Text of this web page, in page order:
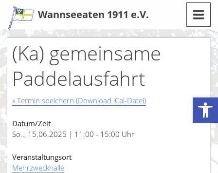
Werkzeugleiste öffnen
Zum
Inhalt
Wannseeaten 1911 e.V.
(Ka) gemeinsame
Paddelausfahrt
» Termin speichern (Download iCal-Datei)
Datum/Zeit
So.., 15.06.2025 | 11:00 - 15:00 Uhr
Veranstaltungsort
Mehrzweckhalle